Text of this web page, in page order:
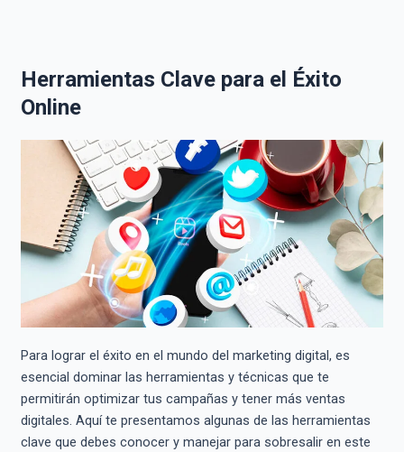
Herramientas Clave para el Éxito
Online
Para lograr el éxito en el mundo del marketing digital, es
esencial dominar las herramientas y técnicas que te
permitirán optimizar tus campañas y tener más ventas
digitales. Aquí te presentamos algunas de las herramientas
clave que debes conocer y manejar para sobresalir en este